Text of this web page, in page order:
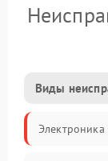
Виды
Электроника